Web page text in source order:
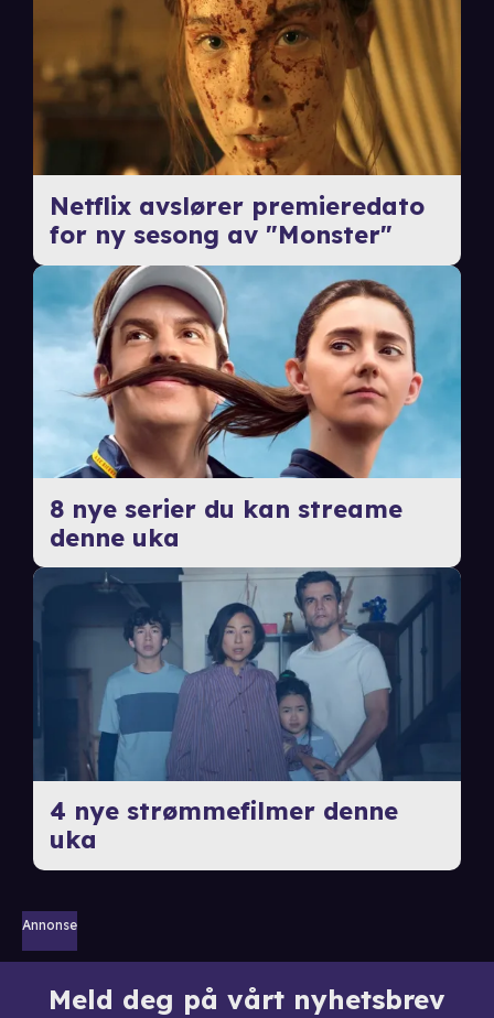
Netflix avslører premieredato
for ny sesong av "Monster"
8 nye serier du kan streame
denne uka
4 nye strømmefilmer denne
uka
Annonse
Meld deg på vårt nyhetsbrev